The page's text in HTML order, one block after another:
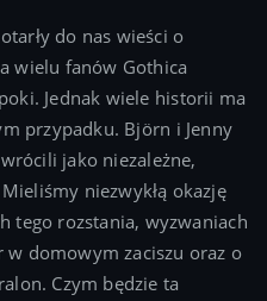
do nas wieści o
wielu fanów Gothica
Jednak wiele historii ma
przypadku. Björn i Jenny
jako niezależne,
niezwykłą okazję
tego rozstania, wyzwaniach
domowym zaciszu oraz o
Czym będzie ta